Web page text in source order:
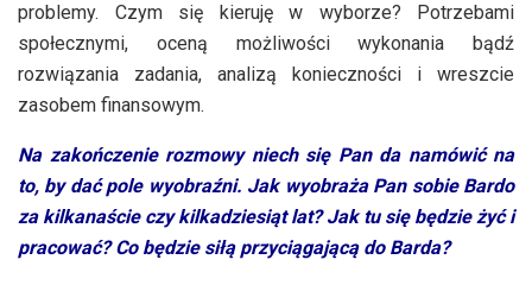
problemy. Czym się kieruję w wyborze? Potrzebami
społecznymi, oceną możliwości wykonania bądź
rozwiązania zadania, analizą konieczności i wreszcie
zasobem finansowym.
Na zakończenie rozmowy niech się Pan da namówić na
to, by dać pole wyobraźni. Jak wyobraża Pan sobie Bardo
za kilkanaście czy kilkadziesiąt lat? Jak tu się będzie żyć i
pracować? Co będzie siłą przyciągającą do Barda?